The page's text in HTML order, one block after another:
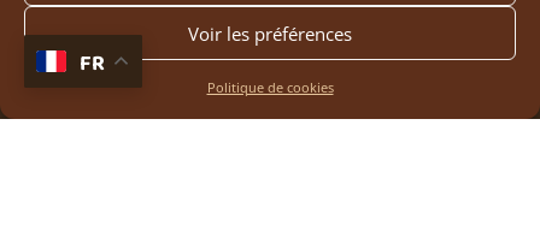
Voir les préférences
Politique de cookies
FR